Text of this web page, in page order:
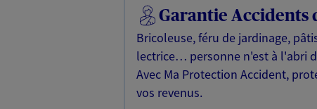
Garantie Accidents
Bricoleuse, féru de jardinage,
lectrice… personne n'est à l'abri
Avec Ma Protection Accident,
vos revenus.